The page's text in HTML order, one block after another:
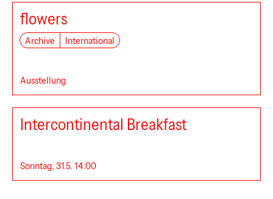
flowers
Archive International
Ausstellung
Intercontinental Breakfast
Sonntag, 31.5. 14:00